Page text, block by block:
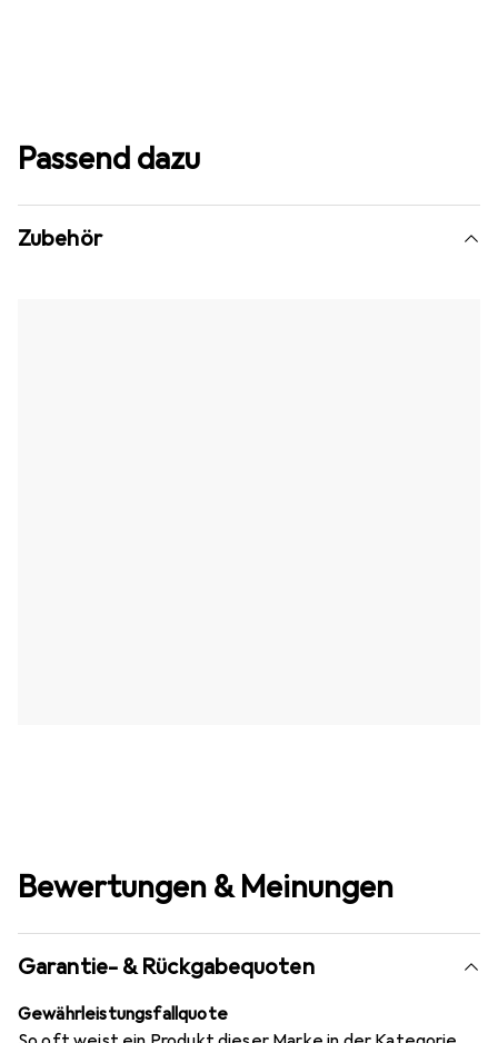
Passend dazu
Zubehör
Bewertungen & Meinungen
Garantie- & Rückgabequoten
Gewährleistungsfallquote